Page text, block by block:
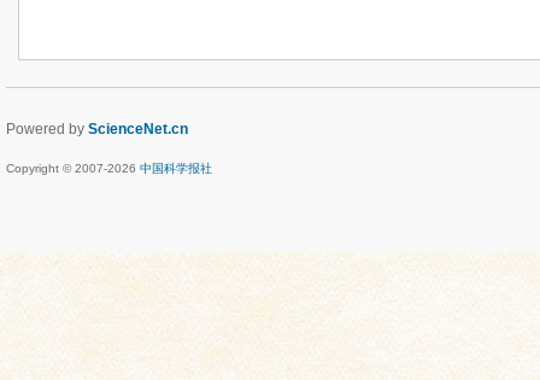
Powered by ScienceNet.cn
Copyright © 2007-2026 中国科学报社